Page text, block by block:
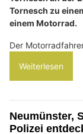
Tornesch zu
einem Motorrad.
Der
Weiterlesen
Neumünster,
Polizei